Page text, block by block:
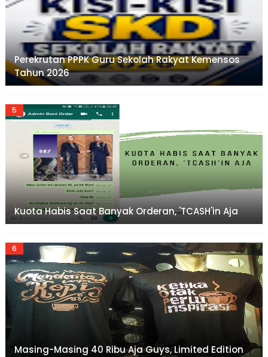
Perekrutan PPPK Guru Sekolah Rakyat Kemensos
Tahun 2026
Kuota Habis Saat Banyak Orderan, 'TCASH'in Aja
Masing-Masing 40 Ribu Aja Guys, Limited Edition